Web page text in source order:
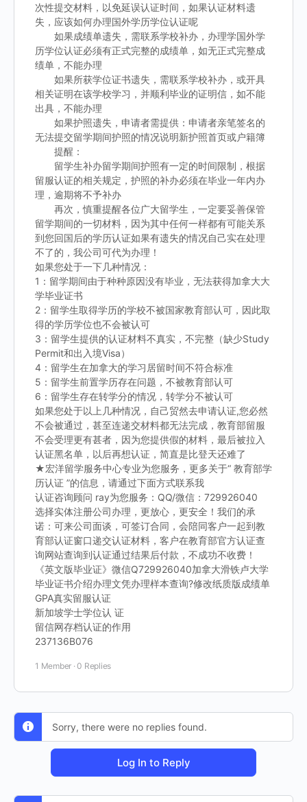
次性提交材料，以免延误认证时间，如果认证材料遗
失，应该如何办理国外学历学位认证呢
如果成绩单遗失，需联系学校补办，办理学国外学
历学位认证必须有正式完整的成绩单，如无正式完整成
绩单，不能办理
如果所获学位证书遗失，需联系学校补办，或开具
相关证明在该学校学习，并顺利毕业的证明信，如不能
出具，不能办理
如果护照遗失，申请者需提供：申请者亲笔签名的
无法提交留学期间护照的情况说明新护照首页或户籍簿
提醒：
留学生补办留学期间护照有一定的时间限制，根据
留服认证的相关规定，护照的补办必须在毕业一年内办
理，逾期将不予补办
再次，慎重提醒各位广大留学生，一定要妥善保管
留学期间的一切材料，因为其中任何一样都有可能关系
到您回国后的学历认证如果有遗失的情况自己实在处理
不了的，我公司可代为办理！
如果您处于一下几种情况：
1：留学期间由于种种原因没有毕业，无法获得加拿大大
学毕业证书
2：留学生取得学历的学校不被国家教育部认可，因此取
得的学历学位也不会被认可
3：留学生提供的认证材料不真实，不完整（缺少Study
Permit和出入境Visa）
4：留学生在加拿大的学习居留时间不符合标准
5：留学生前置学历存在问题，不被教育部认可
6：留学生存在转学分的情况，转学分不被认可
如果您处于以上几种情况，自己贸然去申请认证,您必然
不会被通过，甚至连递交材料都无法完成，教育部留服
不会受理更有甚者，因为您提供假的材料，最后被拉入
认证黑名单，以后再想认证，简直是比登天还难了
★宏洋留学服务中心专业为您服务，更多关于“ 教育部学
历认证 ”的信息，请通过下面方式联系我
认证咨询顾问 ray为您服务：QQ/微信：729926040
选择实体注册公司办理，更放心，更安全！我们的承
诺：可来公司面谈，可签订合同，会陪同客户一起到教
育部认证窗口递交认证材料，客户在教育部官方认证查
询网站查询到认证通过结果后付款，不成功不收费！
《英文版毕业证》微信Q729926040加拿大滑铁卢大学
毕业证书介绍办理文凭办理样本查询?修改纸质版成绩单
GPA真实留服认证
新加坡学士学位认 证
留信网存档认证的作用
237136B076
1 Member ·0 Replies
Sorry, there were no replies found.
Log In to Reply